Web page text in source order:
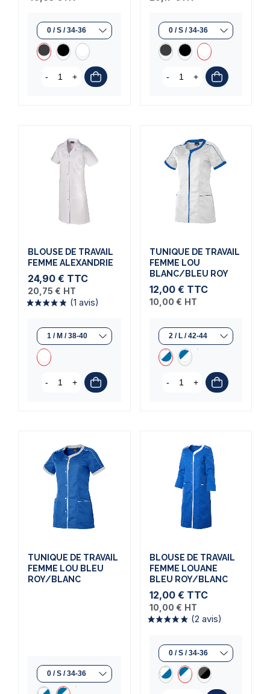
- + - +
BLOUSE DE TRAVAIL
FEMME ALEXANDRIE
24,90 € TTC
(1 avis)
20,75 € HT
- +
TUNIQUE DE TRAVAIL
FEMME LOU
BLANC/BLEU ROY
12,00 € TTC
10,00 € HT
- +
TUNIQUE DE TRAVAIL
FEMME LOU BLEU
ROY/BLANC
BLOUSE DE TRAVAIL
FEMME LOUANE
BLEU ROY/BLANC
12,00 € TTC
10,00 € HT